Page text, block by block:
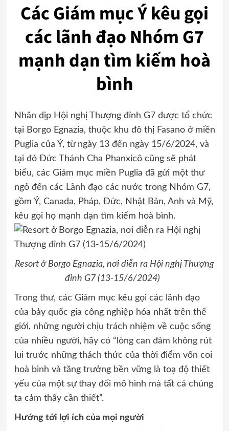
Các Giám mục Ý kêu gọi
các lãnh đạo Nhóm G7
mạnh dạn tìm kiếm hoà
bình
Nhân dịp Hội nghị Thượng đỉnh G7 được tổ chức
tại Borgo Egnazia, thuộc khu đô thị Fasano ở miền
Puglia của Ý, từ ngày 13 đến ngày 15/6/2024, và
tại đó Đức Thánh Cha Phanxicô cũng sẽ phát
biểu, các Giám mục miền Puglia đã gửi một thư
ngỏ đến các Lãnh đạo các nước trong Nhóm G7,
gồm Ý, Canada, Pháp, Đức, Nhật Bản, Anh và Mỹ,
kêu gọi họ mạnh dạn tìm kiếm hoà bình.
Resort ở Borgo Egnazia, nơi diễn ra Hội nghị Thượng
đỉnh G7 (13-15/6/2024)
Trong thư, các Giám mục kêu gọi các lãnh đạo
của bảy quốc gia công nghiệp hóa nhất trên thế
giới, những người chịu trách nhiệm về cuộc sống
của nhiều người, hãy có “lòng can đảm không rút
lui trước những thách thức của thời điểm vốn coi
hoà bình và tăng trưởng bền vững là toạ độ thiết
yếu của một sự thay đổi mô hình mà tất cả chúng
ta cảm thấy cần thiết”.
Hướng tới lợi ích của mọi người